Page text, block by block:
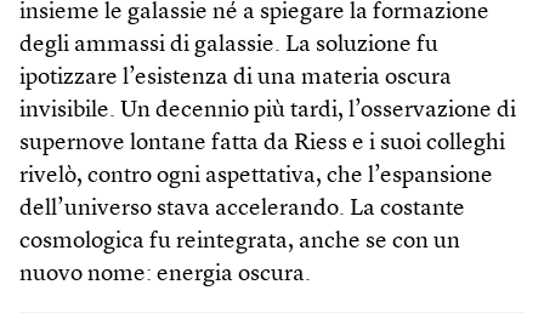
insieme le galassie né a spiegare la formazione
degli ammassi di galassie. La soluzione fu
ipotizzare l’esistenza di una materia oscura
invisibile. Un decennio più tardi, l’osservazione di
supernove lontane fatta da Riess e i suoi colleghi
rivelò, contro ogni aspettativa, che l’espansione
dell’universo stava accelerando. La costante
cosmologica fu reintegrata, anche se con un
nuovo nome: energia oscura.